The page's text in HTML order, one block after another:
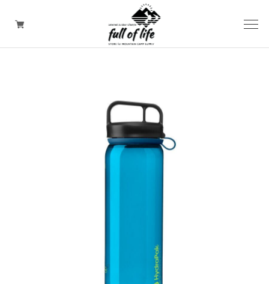
CLOTHING/ Outdoor WEAR